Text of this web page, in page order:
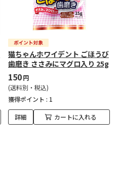
猫ちゃんホワイデント ごほうび
歯磨き ささみにマグロ入り 25g
150円
(送料別・税込)
獲得ポイント : 1
詳細 カートに入れる